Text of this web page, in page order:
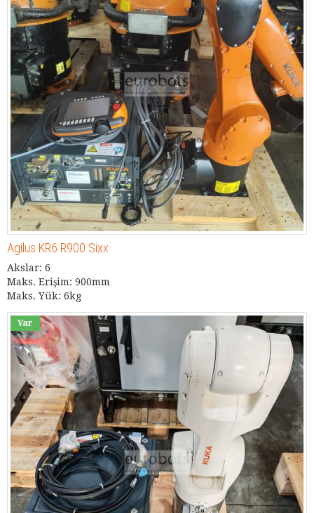
Agilus KR6 R900 Sixx
Akslar: 6
Maks. Erişim: 900mm
Maks. Yük: 6kg
Var